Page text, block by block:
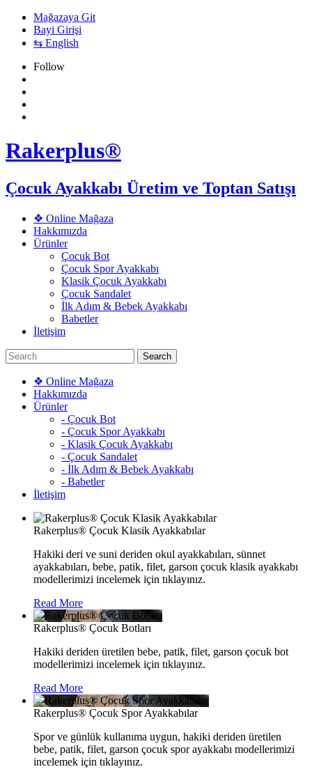
Mağazaya Git
Bayi Girişi
⇆ English
Follow
Rakerplus®
Çocuk Ayakkabı Üretim ve Toptan Satışı
❖ Online Mağaza
Hakkımızda
Ürünler
Çocuk Bot
Çocuk Spor Ayakkabı
Klasik Çocuk Ayakkabı
Çocuk Sandalet
İlk Adım & Bebek Ayakkabı
Babetler
İletişim
❖ Online Mağaza
Hakkımızda
Ürünler
- Çocuk Bot
- Çocuk Spor Ayakkabı
- Klasik Çocuk Ayakkabı
- Çocuk Sandalet
- İlk Adım & Bebek Ayakkabı
- Babetler
İletişim
Rakerplus® Çocuk Klasik Ayakkabılar
Hakiki deri ve suni deriden okul ayakkabıları, sünnet
ayakkabıları, bebe, patik, filet, garson çocuk klasik ayakkabı
modellerimizi incelemek için tıklayınız.
Read More
Rakerplus® Çocuk Botları
Hakiki deriden üretilen bebe, patik, filet, garson çocuk bot
modellerimizi incelemek için tıklayınız.
Read More
Rakerplus® Çocuk Spor Ayakkabılar
Spor ve günlük kullanıma uygun, hakiki deriden üretilen
bebe, patik, filet, garson çocuk spor ayakkabı modellerimizi
incelemek için tıklayınız.